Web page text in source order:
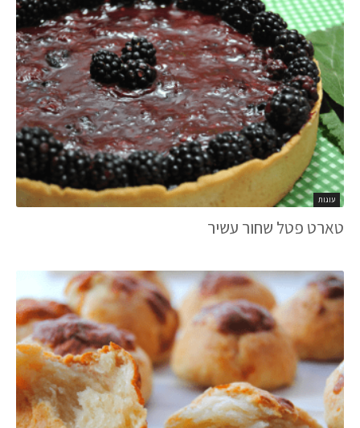
עוגות
טארט פטל שחור עשיר